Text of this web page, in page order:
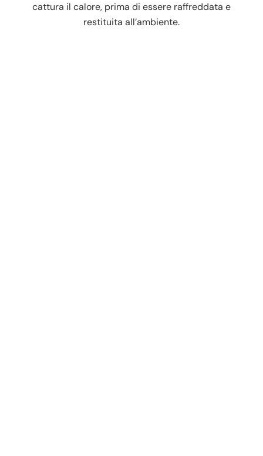
cattura il calore, prima di essere raffreddata e
restituita all’ambiente.